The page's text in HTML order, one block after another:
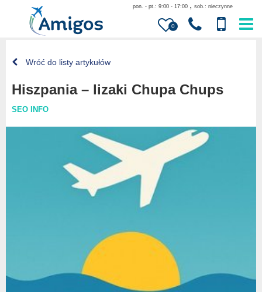
0
pon. - pt.: 9:00 - 17:00 , sob.: nieczynne
Wróć do listy artykułów
Hiszpania – lizaki Chupa Chups
SEO INFO